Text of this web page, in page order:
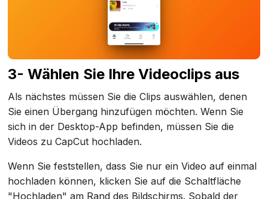
3- Wählen Sie Ihre Videoclips aus
Als nächstes müssen Sie die Clips auswählen, denen
Sie einen Übergang hinzufügen möchten. Wenn Sie
sich in der Desktop-App befinden, müssen Sie die
Videos zu CapCut hochladen.
Wenn Sie feststellen, dass Sie nur ein Video auf einmal
hochladen können, klicken Sie auf die Schaltfläche
"Hochladen" am Rand des Bildschirms. Sobald der